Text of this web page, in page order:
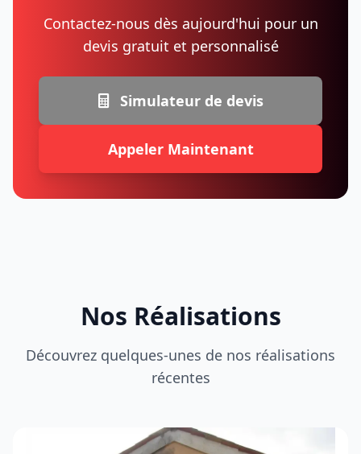
Contactez-nous dès aujourd'hui pour un
devis gratuit et personnalisé
Simulateur de devis
Appeler Maintenant
Nos Réalisations
Découvrez quelques-unes de nos réalisations
récentes